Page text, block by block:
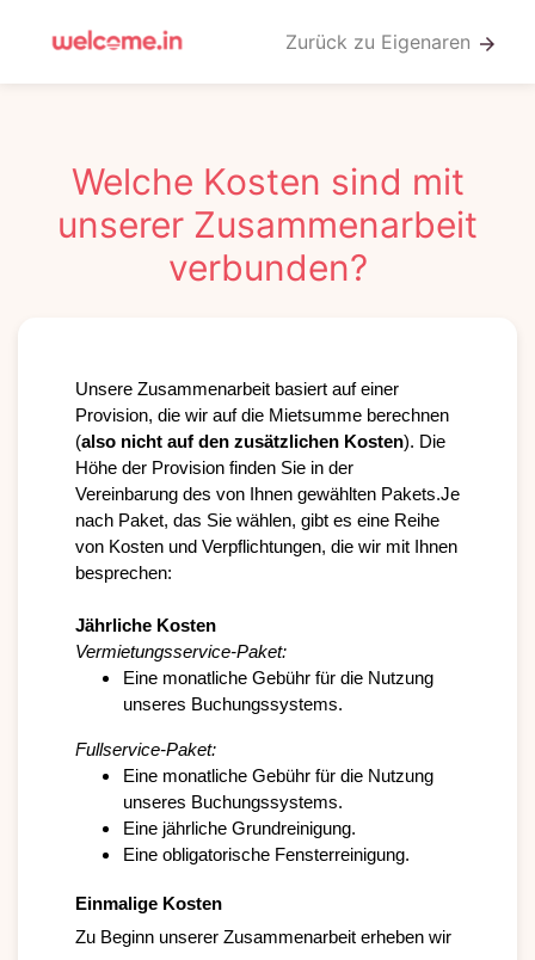
Zurück zu Eigenaren arrow_forward
Welche Kosten sind mit
unserer Zusammenarbeit
verbunden?
Unsere Zusammenarbeit basiert auf einer
Provision, die wir auf die Mietsumme berechnen
(also nicht auf den zusätzlichen Kosten). Die
Höhe der Provision finden Sie in der
Vereinbarung des von Ihnen gewählten Pakets.Je
nach Paket, das Sie wählen, gibt es eine Reihe
von Kosten und Verpflichtungen, die wir mit Ihnen
besprechen:
Jährliche Kosten
Vermietungsservice-Paket:
Eine monatliche Gebühr für die Nutzung
unseres Buchungssystems.
Fullservice-Paket:
Eine monatliche Gebühr für die Nutzung
unseres Buchungssystems.
Eine jährliche Grundreinigung.
Eine obligatorische Fensterreinigung.
Einmalige Kosten
Zu Beginn unserer Zusammenarbeit erheben wir